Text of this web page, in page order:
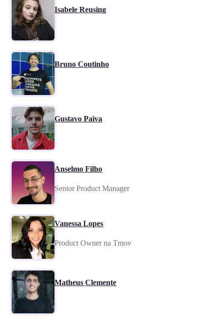
Isabele Reusing
Bruno Coutinho
Gustavo Paiva
Anselmo Filho
Senior Product Manager
Vanessa Lopes
Product Owner na Tmov
Matheus Clemente